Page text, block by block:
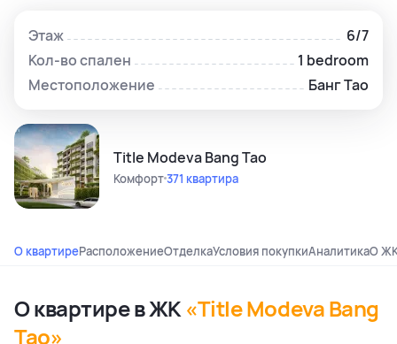
Этаж
6/7
Кол-во спален
1 bedroom
Местоположение
Банг Тао
Title Modeva Bang Tao
Комфорт371 квартира
О квартиреРасположениеОтделкаУсловия покупкиАналитикаО
О квартире в ЖК «Title Modeva Bang
Tao»